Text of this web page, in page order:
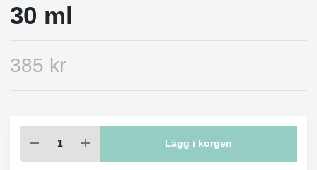
30 ml
385 kr
Lägg i korgen